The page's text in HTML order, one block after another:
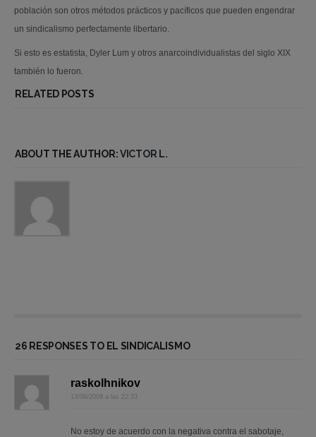
población son otros métodos prácticos y pacíficos que pueden engendrar
un sindicalismo perfectamente libertario.
Si esto es estatista, Dyler Lum y otros anarcoindividualistas del siglo XIX
también lo fueron.
RELATED POSTS
ABOUT THE AUTHOR:VICTOR L.
26 RESPONSES TO EL SINDICALISMO
raskolhnikov
13/06/2009 a las 22:33
No estoy de acuerdo con la negativa contra el sabotaje,